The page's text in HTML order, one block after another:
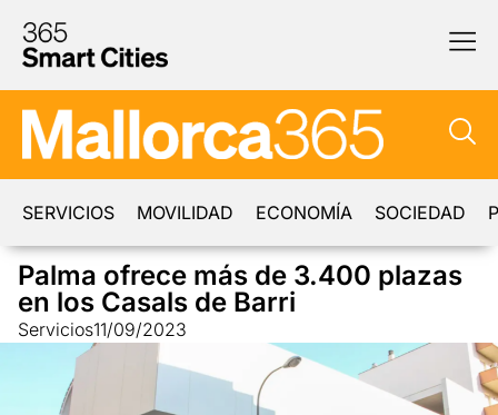
SERVICIOS MOVILIDAD ECONOMÍA SOCIEDAD
Palma ofrece más de 3.400 plazas
en los Casals de Barri
Servicios11/09/2023